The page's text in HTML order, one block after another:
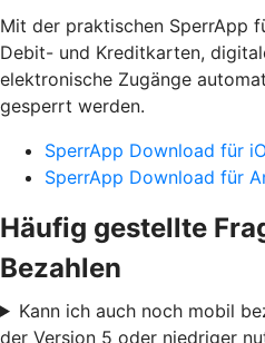
Mit der praktischen SperrApp
Debit- und Kreditkarten,
elektronische Zugänge
gesperrt werden.
SperrApp Download für
SperrApp Download für
Häufig gestellte
Bezahlen
Kann ich auch noch mobil
der Version 5 oder niedriger